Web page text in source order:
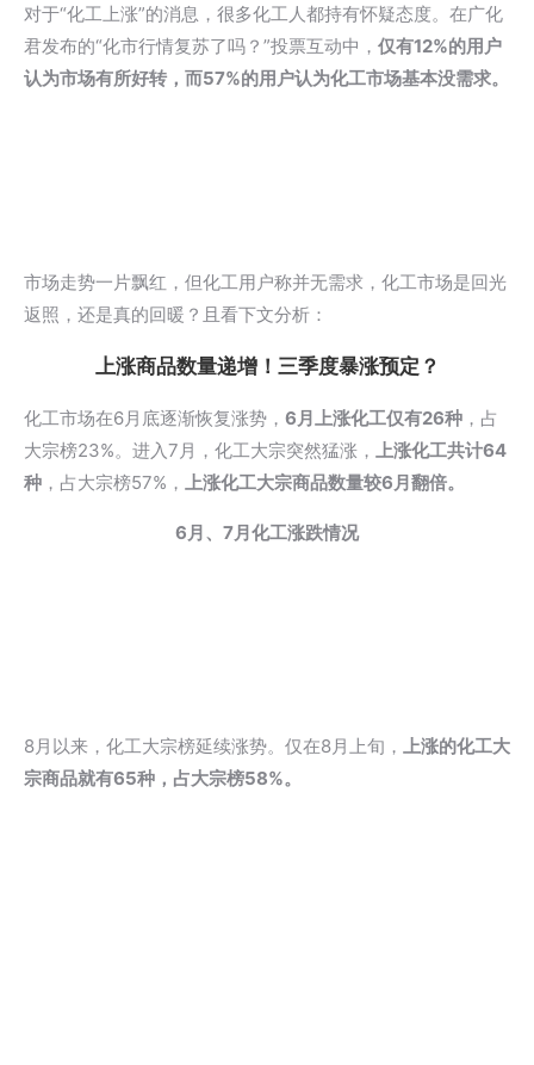
对于“化工上涨”的消息，很多化工人都持有怀疑态度。在广化
君发布的“化市行情复苏了吗？”投票互动中， 仅有12%的用户
认为市场有所好转，而57%的用户认为化工市场基本没需求。
市场走势一片飘红，但化工用户称并无需求，化工市场是回光
返照，还是真的回暖？且看下文分析：
上涨商品数量递增！三季度暴涨预定？
化工市场在6月底逐渐恢复涨势， 6月上涨化工仅有26种 ，占
大宗榜23%。进入7月，化工大宗突然猛涨， 上涨化工共计64
种 ，占大宗榜57%， 上涨化工大宗商品数量较6月翻倍。
6月、7月化工涨跌情况
8月以来，化工大宗榜延续涨势。仅在8月上旬， 上涨的化工大
宗商品就有65种，占大宗榜58%。